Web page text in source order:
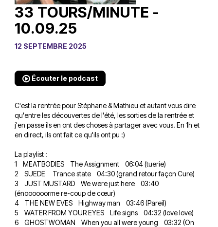
33 TOURS/MINUTE -
10.09.25
12 SEPTEMBRE 2025
Écouter le podcast
C'est la rentrée pour Stéphane & Mathieu et autant vous dire
qu'entre les découvertes de l'été, les sorties de la rentrée et
j'en passe ils en ont des choses à partager avec vous. En 1h et
en direct, ils ont fait ce qu'ils ont pu :)
La playlist :
1 MEATBODIES The Assignment 06:04 (tuerie)
2 SUEDE Trance state 04:30 (grand retour façon Cure)
3 JUST MUSTARD We were just here 03:40
(énoooooorme re-coup de cœur)
4 THE NEW EVES Highway man 03:46 (Pareil)
5 WATER FROM YOUR EYES Life signs 04:32 (love love)
6 GHOSTWOMAN When you all were young 03:32 (On